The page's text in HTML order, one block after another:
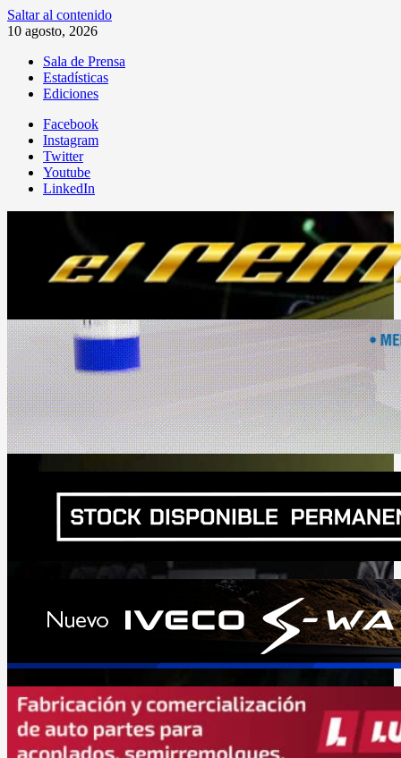
Saltar al contenido
10 agosto, 2026
Sala de Prensa
Estadísticas
Ediciones
Facebook
Instagram
Twitter
Youtube
LinkedIn